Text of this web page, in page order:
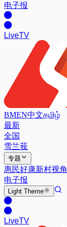
电子报
LiveTV
BMEN中文தமிழ்
最新
全国
雪兰莪
专题
惠民好康新村视角
电子报
Light Theme
LiveTV